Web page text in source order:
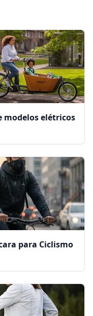
modelos elétricos
para Ciclismo